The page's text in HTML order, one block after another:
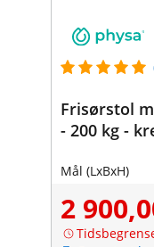
Frisørstol
- 200 kg -
Mål (LxBxH)
2